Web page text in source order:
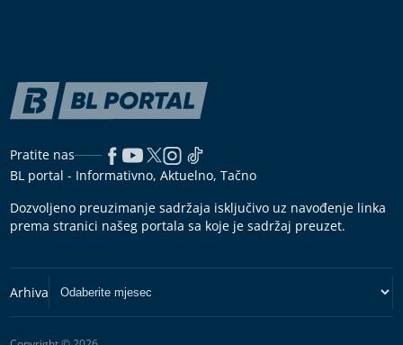
Pratite nas
BL portal - Informativno, Aktuelno, Tačno
Dozvoljeno preuzimanje sadržaja isključivo uz navođenje linka
prema stranici našeg portala sa koje je sadržaj preuzet.